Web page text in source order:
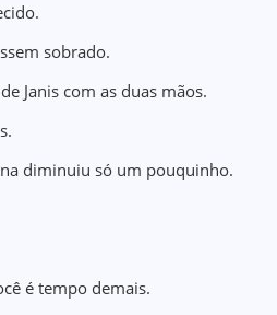
sobrado.
Janis com as duas mãos.
diminuiu só um pouquinho.
é tempo demais.